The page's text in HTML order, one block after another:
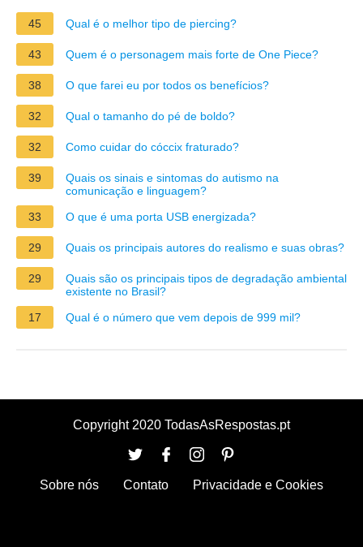
45 Qual é o melhor tipo de piercing?
43 Quem é o personagem mais forte de One Piece?
38 O que farei eu por todos os benefícios?
32 Qual o tamanho do pé de boldo?
32 Como cuidar do cóccix fraturado?
39
Quais os sinais e sintomas do autismo na
comunicação e linguagem?
33
O que é uma porta USB energizada?
29 Quais os principais autores do realismo e suas obras?
29
Quais são os principais tipos de degradação ambiental
existente no Brasil?
17
Qual é o número que vem depois de 999 mil?
Copyright 2020 TodasAsRespostas.pt
Sobre nós Contato Privacidade e Cookies